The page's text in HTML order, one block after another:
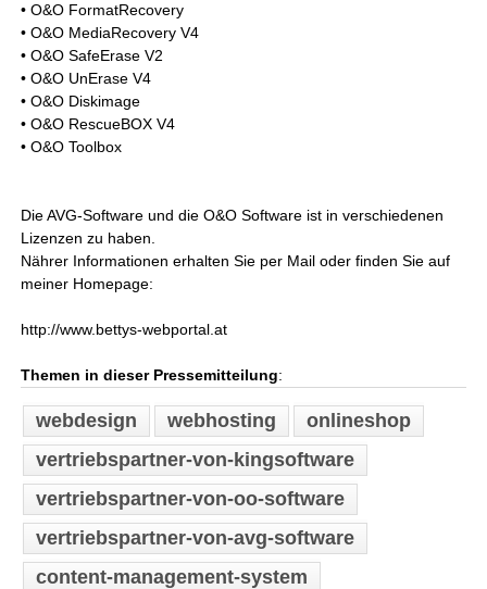
• O&O FormatRecovery
• O&O MediaRecovery V4
• O&O SafeErase V2
• O&O UnErase V4
• O&O Diskimage
• O&O RescueBOX V4
• O&O Toolbox
Die AVG-Software und die O&O Software ist in verschiedenen
Lizenzen zu haben.
Nährer Informationen erhalten Sie per Mail oder finden Sie auf
meiner Homepage:
http://www.bettys-webportal.at
Themen in dieser Pressemitteilung:
webdesign webhosting
onlineshop
vertriebspartner-von-kingsoftware
vertriebspartner-von-oo-software
vertriebspartner-von-avg-software
content-management-system